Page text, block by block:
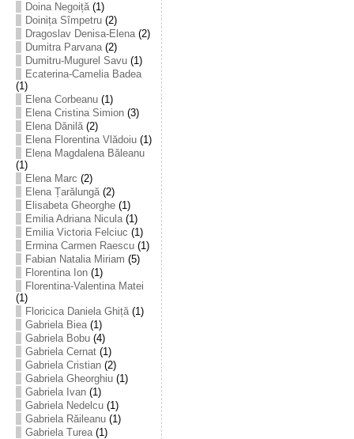
Doina Negoiță(1)
Doinița Sîmpetru(2)
Dragoslav Denisa-Elena(2)
Dumitra Parvana(2)
Dumitru-Mugurel Savu(1)
Ecaterina-Camelia Badea
(1)
Elena Corbeanu(1)
Elena Cristina Simion(3)
Elena Dănilă(2)
Elena Florentina Vlădoiu(1)
Elena Magdalena Băleanu
(1)
Elena Marc (2)
Elena Țarălungă(2)
Elisabeta Gheorghe(1)
Emilia Adriana Nicula(1)
Emilia Victoria Felciuc (1)
Ermina Carmen Raescu(1)
Fabian Natalia Miriam (5)
Florentina Ion(1)
Florentina-Valentina Matei
(1)
Floricica Daniela Ghiță(1)
Gabriela Biea(1)
Gabriela Bobu(4)
Gabriela Cernat(1)
Gabriela Cristian(2)
Gabriela Gheorghiu(1)
Gabriela Ivan(1)
Gabriela Nedelcu(1)
Gabriela Răileanu(1)
Gabriela Turea(1)